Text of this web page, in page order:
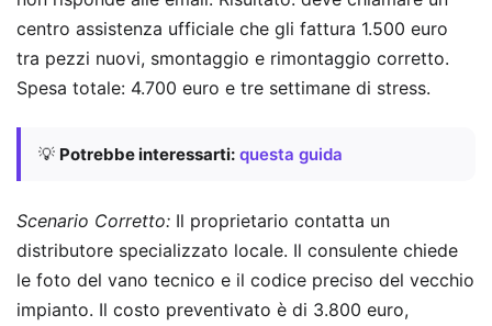
centro assistenza ufficiale che gli fattura 1.500 euro
tra pezzi nuovi, smontaggio e rimontaggio corretto.
Spesa totale: 4.700 euro e tre settimane di stress.
💡 Potrebbe interessarti: questa guida
Scenario Corretto: Il proprietario contatta un
distributore specializzato locale. Il consulente chiede
le foto del vano tecnico e il codice preciso del vecchio
impianto. Il costo preventivato è di 3.800 euro,